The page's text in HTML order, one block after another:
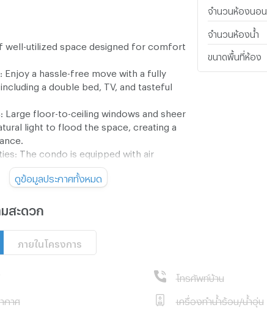
well-utilized space designed for comfort
Enjoy a hassle-free move with a fully
a double bed, TV, and tasteful
Large floor-to-ceiling windows and sheer
light to flood the space, creating a
The condo is equipped with air
decor create a serene, uncluttered
vibrant Noble Around Ari project,
dining and shopping options, all within
ดูข้อมูลประกาศทั้งหมด
จำนวนห้องนอน
จำนวนห้องน้ำ
ขนาดพื้นที่ห้อง
สะดวก
ภายในโครงการ
โทรศัพท์บ้าน
กาศ เครื่องทำน้ำร้อน/น้ำอุ่น